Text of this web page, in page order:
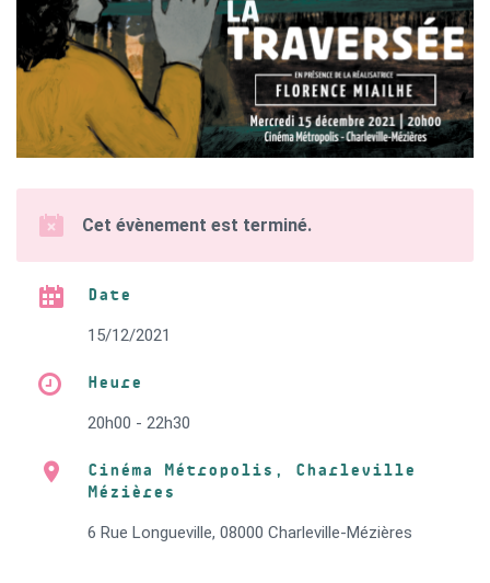
Cet évènement est terminé.
Date
15/12/2021
Heure
20h00 - 22h30
Cinéma Métropolis, Charleville
Mézières
6 Rue Longueville, 08000 Charleville-Mézières